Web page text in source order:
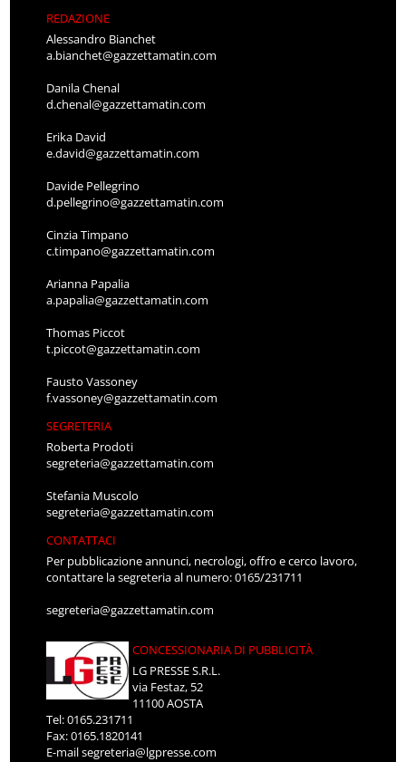
REDAZIONE
Alessandro Bianchet
a.bianchet@gazzettamatin.com
Danila Chenal
d.chenal@gazzettamatin.com
Erika David
e.david@gazzettamatin.com
Davide Pellegrino
d.pellegrino@gazzettamatin.com
Cinzia Timpano
c.timpano@gazzettamatin.com
Arianna Papalia
a.papalia@gazzettamatin.com
Thomas Piccot
t.piccot@gazzettamatin.com
Fausto Vassoney
f.vassoney@gazzettamatin.com
SEGRETERIA
Roberta Prodoti
segreteria@gazzettamatin.com
Stefania Muscolo
segreteria@gazzettamatin.com
CONTATTACI
Per pubblicazione annunci, necrologi, offro e cerco lavoro,
contattare la segreteria al numero: 0165/231711
segreteria@gazzettamatin.com
CONCESSIONARIA DI PUBBLICITÀ
LG PRESSE S.R.L.
via Festaz, 52
11100 AOSTA
Tel: 0165.231711
Fax: 0165.1820141
E-mailsegreteria@lgpresse.com